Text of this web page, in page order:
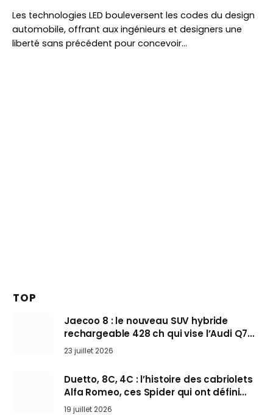
Les technologies LED bouleversent les codes du design
automobile, offrant aux ingénieurs et designers une
liberté sans précédent pour concevoir…
TOP
Jaecoo 8 : le nouveau SUV hybride
rechargeable 428 ch qui vise l’Audi Q7
arrive en Europe cet automne
23 juillet 2026
Duetto, 8C, 4C : l’histoire des cabriolets
Alfa Romeo, ces Spider qui ont défini
l’art de rouler cheveux au vent
19 juillet 2026